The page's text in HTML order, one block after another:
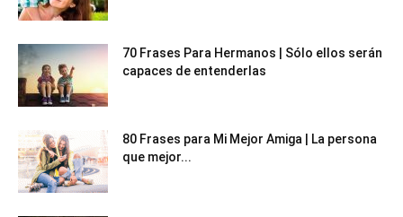
70 Frases Para Hermanos | Sólo ellos serán
capaces de entenderlas
80 Frases para Mi Mejor Amiga | La persona
que mejor...